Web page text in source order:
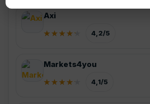
Axi
4,2/5
Markets4you
4,1/5